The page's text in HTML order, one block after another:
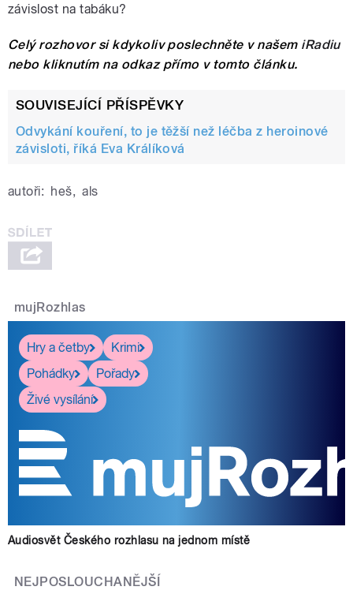
závislost na tabáku?
Celý rozhovor si kdykoliv poslechněte v našem iRadiu
nebo kliknutím na odkaz přímo v tomto článku.
SOUVISEJÍCÍ PŘÍSPĚVKY
Odvykání kouření, to je těžší než léčba z heroinové
závisloti, říká Eva Králíková
autoři: heš, als
mujRozhlas
Hry a četby
Krimi
Pohádky
Pořady
Živé vysílání
Audiosvět Českého rozhlasu na jednom místě
NEJPOSLOUCHANĚJŠÍ